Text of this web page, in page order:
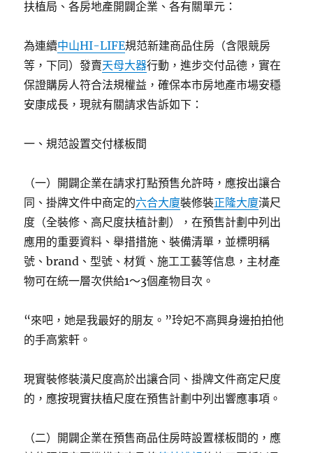
扶植局、各房地產開闢企業、各有關單元：
為連續中山HI-LIFE規范新建商品住房（含限競房
等，下同）發賣天母大器行動，進步交付品德，實在
保證購房人符合法規權益，確保本市房地產市場安穩
安康成長，現就有關請求告訴如下：
一、規范設置交付樣板間
（一）開闢企業在請求打點預售允許時，應按出讓合
同、掛牌文件中商定的六合大廈裝修裝正隆大廈潢尺
度（全裝修、高尺度扶植計劃），在預售計劃中列出
應用的重要資料、舉措措施、裝備清單，並標明稱
號、brand、型號、材質、施工工藝等信息，主材產
物可在統一層次供給1～3個產物目次。
“來吧，她是我最好的朋友。”玲妃不高興身邊拍拍他
的手高紫軒。
現實裝修裝潢尺度高於出讓合同、掛牌文件商定尺度
的，應按現實扶植尺度在預售計劃中列出響應事項。
（二）開闢企業在預售商品住房時設置樣板間的，應